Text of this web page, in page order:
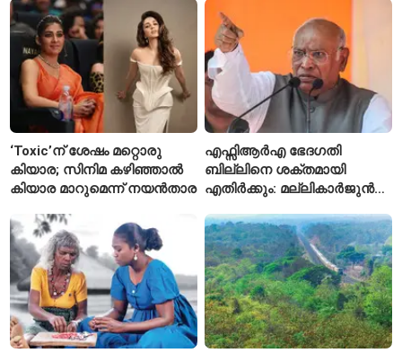
സമ്മർദം
‘Toxic’ന് ശേഷം മറ്റൊരു
കിയാര; സിനിമ കഴിഞ്ഞാൽ
കിയാര മാറുമെന്ന് നയൻതാര
എഫ്സിആർഎ ഭേദഗതി
ബില്ലിനെ ശക്തമായി
എതിർക്കും: മല്ലികാർജുൻ